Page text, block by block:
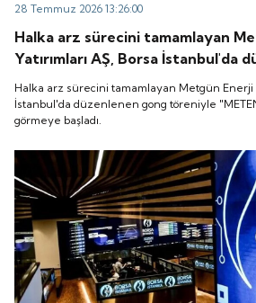
28 Temmuz 2026 13:26:00
Halka arz sürecini tamamlayan
Yatırımları AŞ, Borsa İstanbul'da
töreniyle "METEN" koduyla işlem
Halka arz sürecini tamamlayan Metgün Enerji
İstanbul'da düzenlenen gong töreniyle
görmeye başladı.